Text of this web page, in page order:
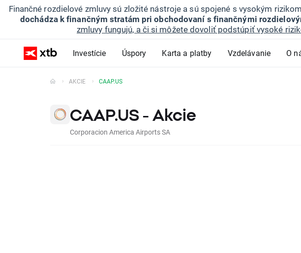
Finančné rozdielové zmluvy sú zložité nástroje a sú spojené s vysokým
dochádza k finančným stratám pri obchodovaní s finančnými
zmluvy fungujú, a či si môžete dovoliť podstúpiť vysoké
Investície Úspory Karta a platby Vzdelávanie O
AKCIE CAAP.US
CAAP.US - Akcie
Corporacion America Airports SA